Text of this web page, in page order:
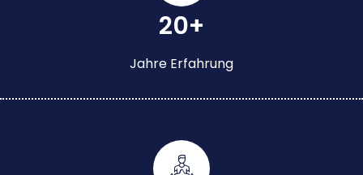
20+
Jahre Erfahrung